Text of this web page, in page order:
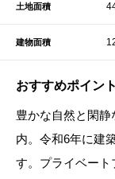
土地面積
建物面積
おすすめポイント
豊かな自然と閑
内。令和6年に建
す。プライベート